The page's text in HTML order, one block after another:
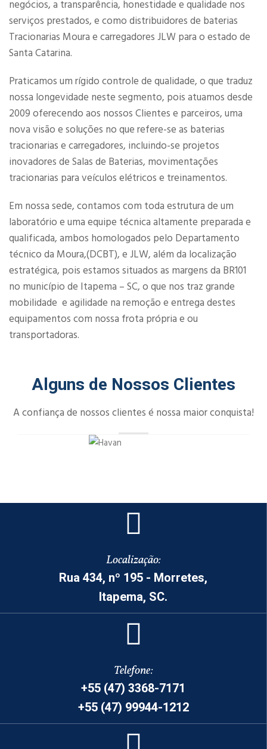
negócios, a transparência, honestidade e qualidade nos
serviços prestados, e como distribuidores de baterias
Tracionarias Moura e carregadores JLW para o estado de
Santa Catarina.
Praticamos um rígido controle de qualidade, o que traduz
nossa longevidade neste segmento, pois atuamos desde
2009 oferecendo aos nossos Clientes e parceiros, uma
nova visão e soluções no que refere-se as baterias
tracionarias e carregadores, incluindo-se projetos
inovadores de Salas de Baterias, movimentações
tracionarias para veículos elétricos e treinamentos.
Em nossa sede, contamos com toda estrutura de um
laboratório e uma equipe técnica altamente preparada e
qualificada, ambos homologados pelo Departamento
técnico da Moura,(DCBT), e JLW, além da localização
estratégica, pois estamos situados as margens da BR101
no município de Itapema – SC, o que nos traz grande
mobilidade e agilidade na remoção e entrega destes
equipamentos com nossa frota própria e ou
transportadoras.
Alguns de Nossos Clientes
A confiança de nossos clientes é nossa maior conquista!
Localização:
Rua 434, nº 195 - Morretes,
Itapema, SC.
Telefone:
+55 (47) 3368-7171
+55 (47) 99944-1212